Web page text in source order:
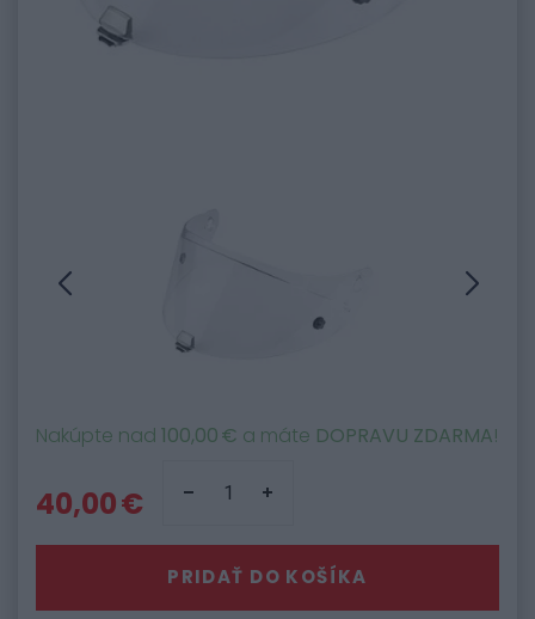
Nakúpte nad 100,00 € a máte DOPRAVU ZDARMA!
40,00 €
PRIDAŤ DO KOŠÍKA